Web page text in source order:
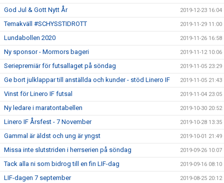
God Jul & Gott Nytt År 2019-12-23 16:04
Temakväll #SCHYSSTIDROTT 2019-11-29 11:00
Lundabollen 2020 2019-11-26 16:58
Ny sponsor - Mormors bageri 2019-11-12 10:06
Seriepremiär för futsallaget på söndag 2019-11-05 23:29
Ge bort julklappar till anställda och kunder - stöd Linero IF 2019-11-05 21:43
Vinst för Linero IF futsal 2019-11-04 23:05
Ny ledare i maratontabellen 2019-10-30 20:52
Linero IF Årsfest - 7 November 2019-10-28 13:35
Gammal är äldst och ung är yngst 2019-10-01 21:49
Missa inte slutstriden i herrserien på söndag 2019-09-26 10:07
Tack alla ni som bidrog till en fin LIF-dag 2019-09-16 08:10
LIF-dagen 7 september 2019-08-25 20:12